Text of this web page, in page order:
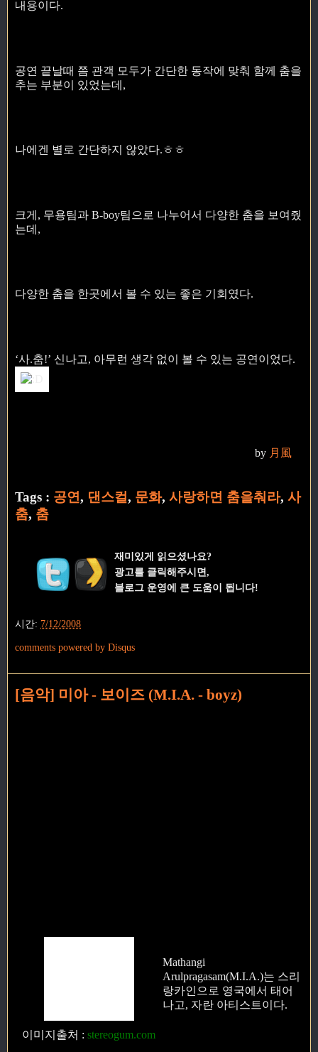
내용이다.
공연 끝날때 쯤 관객 모두가 간단한 동작에 맞춰 함께 춤을
추는 부분이 있었는데,
나에겐 별로 간단하지 않았다.ㅎㅎ
크게, 무용팀과 B-boy팀으로 나누어서 다양한 춤을 보여줬
는데,
다양한 춤을 한곳에서 볼 수 있는 좋은 기회였다.
‘사.춤!’ 신나고, 아무런 생각 없이 볼 수 있는 공연이었다.
by 月風
Tags : 공연, 댄스컬, 문화, 사랑하면 춤을춰라, 사
춤, 춤
재미있게 읽으셨나요?
광고를 클릭해주시면,
블로그 운영에 큰 도움이 됩니다!
시간: 7/12/2008
comments powered by Disqus
[음악] 미아 - 보이즈 (M.I.A. - boyz)
이미지출처 : stereogum.com
Mathangi
Arulpragasam(M.I.A.)는 스리
랑카인으로 영국에서 태어
나고, 자란 아티스트이다.